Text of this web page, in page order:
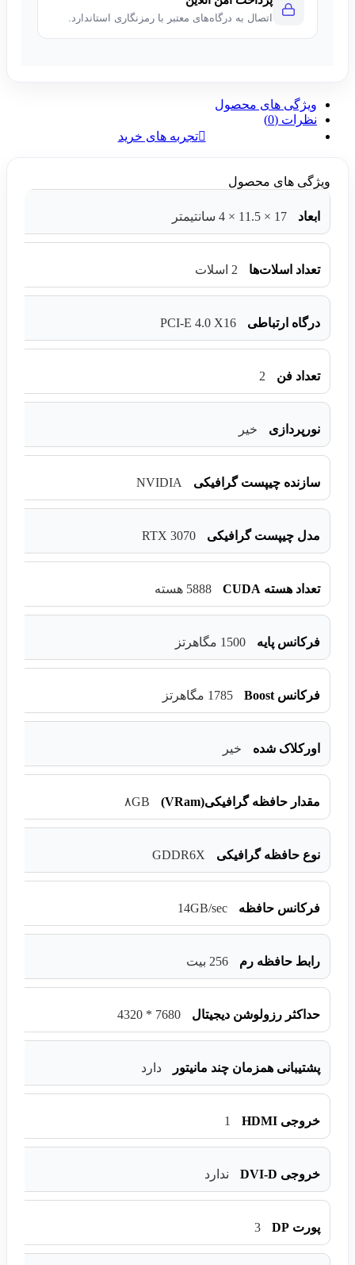
اتصال به درگاه‌های معتبر با رمزنگاری استاندارد.
ویژگی های محصول
نظرات (0)
تجربه های خرید
ویژگی های محصول
ابعاد 17 × 11.5 × 4 سانتیمتر
تعداد اسلات‌ها 2 اسلات
درگاه ارتباطی PCI-E 4.0 X16
تعداد فن 2
نورپردازی خیر
سازنده چیپست گرافیکی NVIDIA
مدل چیپست گرافیکی RTX 3070
تعداد هسته CUDA 5888 هسته
فرکانس پایه 1500 مگاهرتز
فرکانس Boost 1785 مگاهرتز
اورکلاک شده خیر
مقدار حافظه گرافیکی(VRam) ۸GB
نوع حافظه گرافیکی GDDR6X
فرکانس حافظه 14GB/sec
رابط حافظه رم 256 بیت
حداکثر رزولوشن دیجیتال 7680 * 4320
پشتیبانی همزمان چند مانیتور دارد
خروجی HDMI 1
خروجی DVI-D ندارد
پورت DP 3